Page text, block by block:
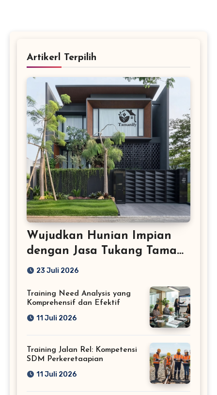
Artikerl Terpilih
Wujudkan Hunian Impian
dengan Jasa Tukang Taman
Profesional
23 Juli 2026
Training Need Analysis yang
Komprehensif dan Efektif
11 Juli 2026
Training Jalan Rel: Kompetensi
SDM Perkeretaapian
11 Juli 2026